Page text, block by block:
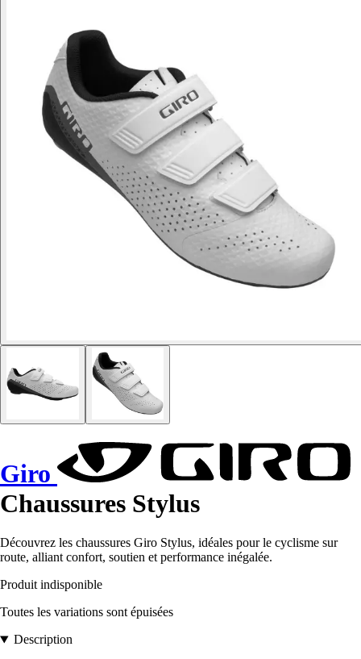
Giro
Chaussures Stylus
Découvrez les chaussures Giro Stylus, idéales pour le cyclisme sur
route, alliant confort, soutien et performance inégalée.
Produit indisponible
Toutes les variations sont épuisées
Description